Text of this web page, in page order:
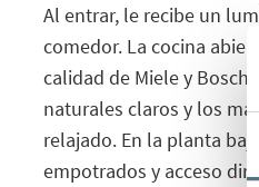
Al entrar, le recibe un
comedor. La cocina
calidad de Miele y
naturales claros y los
relajado. En la planta
empotrados y acceso